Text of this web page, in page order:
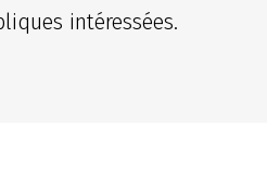
intéressées.